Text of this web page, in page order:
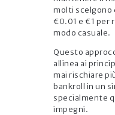
molti scelgono
€0.01 e €1 per
modo casuale.
Questo
allinea ai
mai rischiare
bankroll in un
specialmente
impegni.